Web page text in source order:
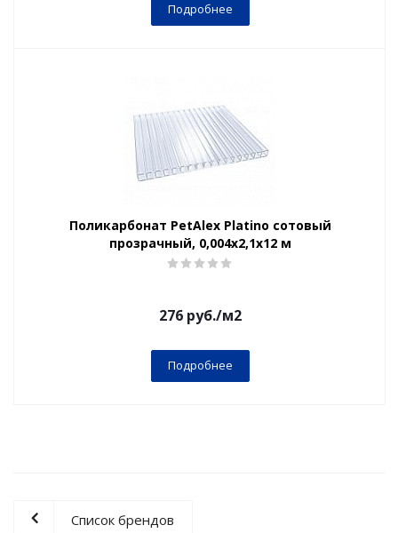
Подробнее
Поликарбонат PetAlex Platino сотовый
прозрачный, 0,004х2,1х12 м
276руб./м2
Подробнее
Список брендов